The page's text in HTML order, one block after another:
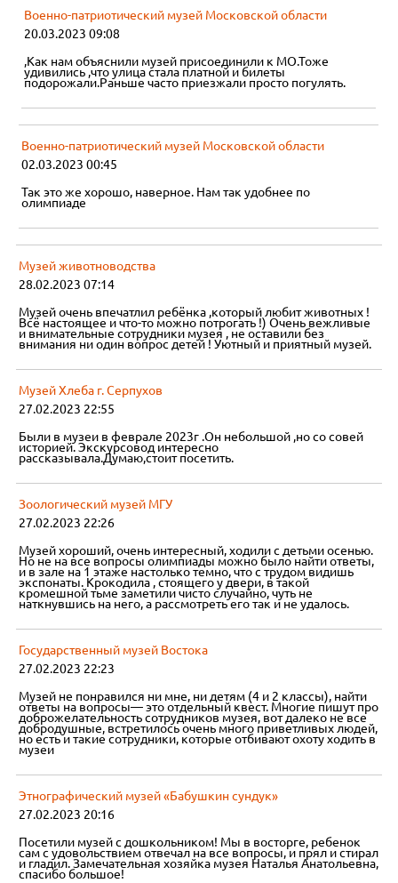
Военно-патриотический музей Московской области
20.03.2023 09:08
,Как нам объяснили музей присоединили к МО.Тоже
удивились ,что улица стала платной и билеты
подорожали.Раньше часто приезжали просто погулять.
Военно-патриотический музей Московской области
02.03.2023 00:45
Так это же хорошо, наверное. Нам так удобнее по
олимпиаде
Музей животноводства
28.02.2023 07:14
Музей очень впечатлил ребёнка ,который любит животных !
Всё настоящее и что-то можно потрогать !) Очень вежливые
и внимательные сотрудники музея , не оставили без
внимания ни один вопрос детей ! Уютный и приятный музей.
Музей Хлеба г. Серпухов
27.02.2023 22:55
Были в музеи в феврале 2023г .Он небольшой ,но со совей
историей. Экскурсовод интересно
рассказывала.Думаю,стоит посетить.
Зоологический музей МГУ
27.02.2023 22:26
Музей хороший, очень интересный, ходили с детьми осенью.
Но не на все вопросы олимпиады можно было найти ответы,
и в зале на 1 этаже настолько темно, что с трудом видишь
экспонаты. Крокодила , стоящего у двери, в такой
кромешной тьме заметили чисто случайно, чуть не
наткнувшись на него, а рассмотреть его так и не удалось.
Государственный музей Востока
27.02.2023 22:23
Музей не понравился ни мне, ни детям (4 и 2 классы), найти
ответы на вопросы— это отдельный квест. Многие пишут про
доброжелательность сотрудников музея, вот далеко не все
добродушные, встретилось очень много приветливых людей,
но есть и такие сотрудники, которые отбивают охоту ходить в
музеи
Этнографический музей «Бабушкин сундук»
27.02.2023 20:16
Посетили музей с дошкольником! Мы в восторге, ребенок
сам с удовольствием отвечал на все вопросы, и прял и стирал
и гладил. Замечательная хозяйка музея Наталья Анатольевна,
спасибо большое!